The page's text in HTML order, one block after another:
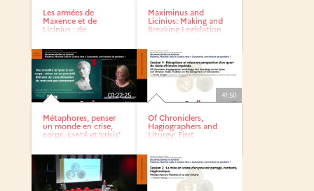
Les armées de
Maxence et de
Licinius : de
Maximinus and
Licinius: Making and
Breaking Legislation
01:22:25
Métaphores, penser
un monde en crise,
corps, santé et ‘crisis’
41:50
Of Chroniclers,
Hagiographers and
Liturgy: First